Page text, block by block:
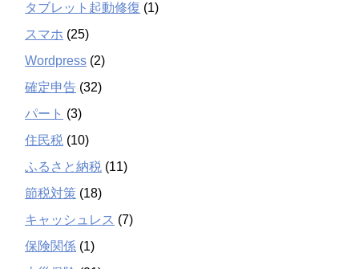
タブレット起動修復 (1)
スマホ (25)
Wordpress (2)
確定申告 (32)
パート (3)
住民税 (10)
ふるさと納税 (11)
節税対策 (18)
キャッシュレス (7)
保険関係 (1)